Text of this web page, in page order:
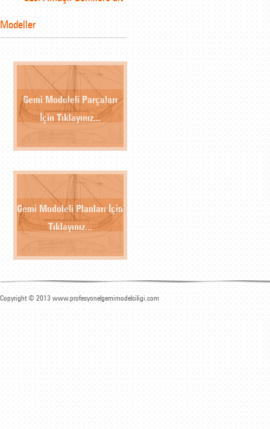
Modeller
Gemi Modoleli Parçaları
İçin Tıklayınız...
Gemi Modoleli Planları İçin
Tıklayınız...
Copyright © 2013 www.profesyonelgemimodelciligi.com